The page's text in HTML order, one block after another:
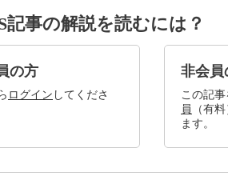
記事の解説を読むには？
の方
ログイン してくださ
非会員
この記事
員
（有
ます。